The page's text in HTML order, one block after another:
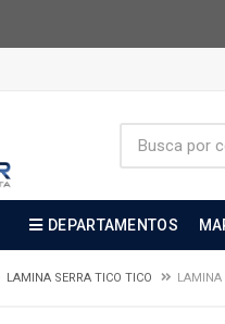
DEPARTAMENTOS
LAMINA SERRA TICO TICO LAMINA